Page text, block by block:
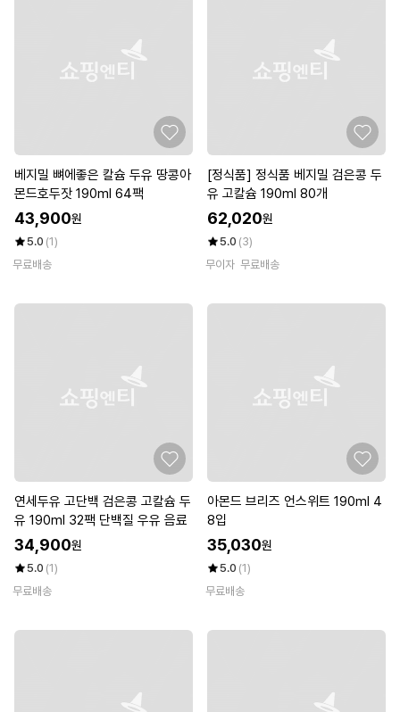
베지밀 뼈에좋은 칼슘 두유 땅콩아
몬드호두잣 190ml 64팩
43,900원
5.0 (1)
무료배송
[정식품] 정식품 베지밀 검은콩 두
유 고칼슘 190ml 80개
62,020원
5.0 (3)
무이자 무료배송
연세두유 고단백 검은콩 고칼슘 두
유 190ml 32팩 단백질 우유 음료
34,900원
5.0 (1)
무료배송
아몬드 브리즈 언스위트 190ml 4
8입
35,030원
5.0 (1)
무료배송